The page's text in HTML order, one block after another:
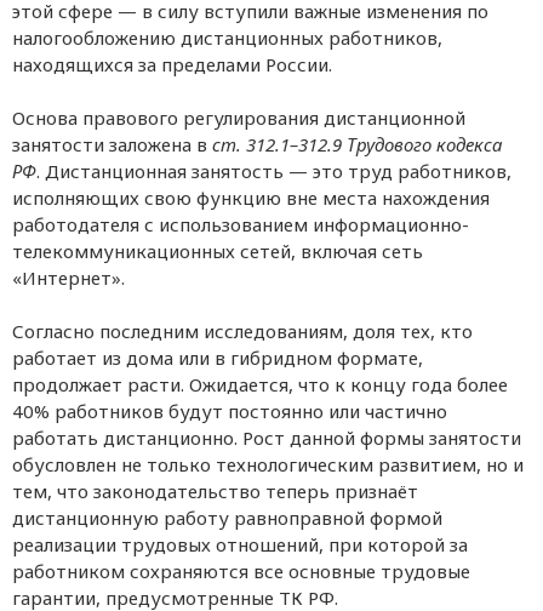
этой сфере — в силу вступили важные изменения по
налогообложению дистанционных работников,
находящихся за пределами России.
Основа правового регулирования дистанционной
занятости заложена в ст. 312.1–312.9 Трудового кодекса
РФ. Дистанционная занятость — это труд работников,
исполняющих свою функцию вне места нахождения
работодателя с использованием информационно-
телекоммуникационных сетей, включая сеть
«Интернет».
Согласно последним исследованиям, доля тех, кто
работает из дома или в гибридном формате,
продолжает расти. Ожидается, что к концу года более
40% работников будут постоянно или частично
работать дистанционно. Рост данной формы занятости
обусловлен не только технологическим развитием, но и
тем, что законодательство теперь признаёт
дистанционную работу равноправной формой
реализации трудовых отношений, при которой за
работником сохраняются все основные трудовые
гарантии, предусмотренные ТК РФ.